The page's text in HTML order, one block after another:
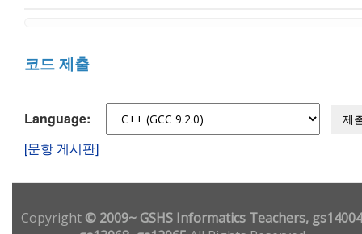
코드 제출
Language: 제
[문항 게시판]
Copyright© 2009~ GSHS Informatics Teachers,